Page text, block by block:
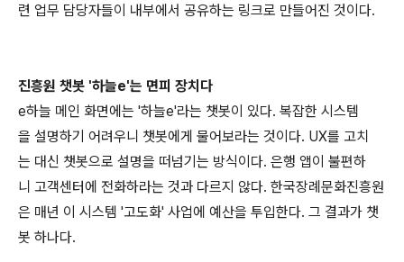
련 업무 담당자들이 내부에서 공유하는 링크로 만들어진 것이다.
진흥원 챗봇 '하늘e'는 면피 장치다
e하늘 메인 화면에는 '하늘e'라는 챗봇이 있다. 복잡한 시스템
을 설명하기 어려우니 챗봇에게 물어보라는 것이다. UX를 고치
는 대신 챗봇으로 설명을 떠넘기는 방식이다. 은행 앱이 불편하
니 고객센터에 전화하라는 것과 다르지 않다. 한국장례문화진흥원
은 매년 이 시스템 '고도화' 사업에 예산을 투입한다. 그 결과가 챗
봇 하나다.